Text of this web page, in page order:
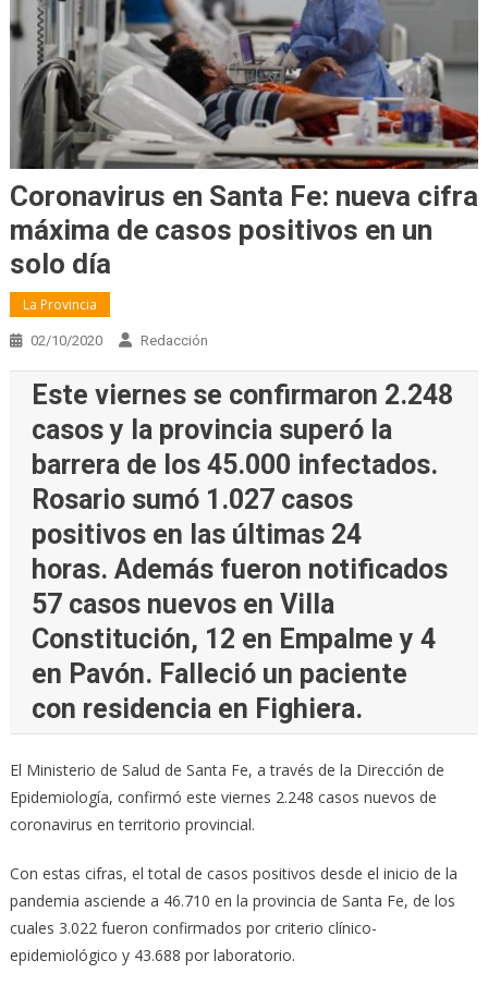
Coronavirus en Santa Fe: nueva cifra
máxima de casos positivos en un
solo día
La Provincia
02/10/2020 Redacción
Este viernes se confirmaron 2.248
casos y la provincia superó la
barrera de los 45.000 infectados.
Rosario sumó 1.027 casos
positivos en las últimas 24
horas. Además fueron notificados
57 casos nuevos en Villa
Constitución, 12 en Empalme y 4
en Pavón. Falleció un paciente
con residencia en Fighiera.
El Ministerio de Salud de Santa Fe, a través de la Dirección de
Epidemiología, confirmó este viernes 2.248 casos nuevos de
coronavirus en territorio provincial.
Con estas cifras, el total de casos positivos desde el inicio de la
pandemia asciende a 46.710 en la provincia de Santa Fe, de los
cuales 3.022 fueron confirmados por criterio clínico-
epidemiológico y 43.688 por laboratorio.